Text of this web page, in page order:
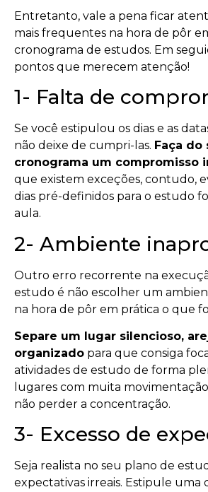
Entretanto, vale a pena ficar
mais frequentes na hora de pôr
cronograma de estudos. Em
pontos que merecem atenção!
1- Falta de
Se você estipulou os dias e as
não deixe de cumpri-las. Faça do
cronograma um compromisso
que existem exceções, contudo,
dias pré-definidos para o estudo
aula.
2- Ambiente
Outro erro recorrente na
estudo é não escolher um
na hora de pôr em prática o que
Separe um lugar silencioso,
organizado para que consiga
atividades de estudo de forma
lugares com muita
não perder a concentração.
3- Excesso de
Seja realista no seu plano de
expectativas irreais. Estipule uma